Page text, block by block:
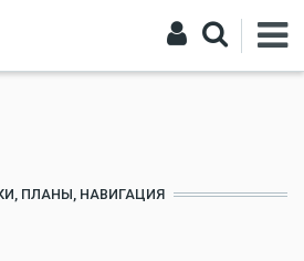
ПЛАНЫ, НАВИГАЦИЯ